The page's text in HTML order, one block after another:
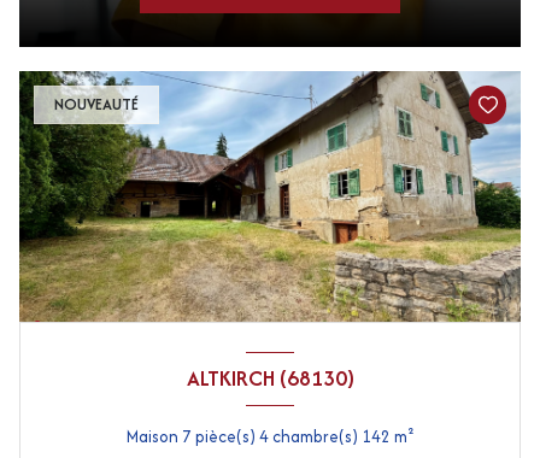
NOUVEAUTÉ
ALTKIRCH (68130)
Maison 7 pièce(s) 4 chambre(s) 142 m²